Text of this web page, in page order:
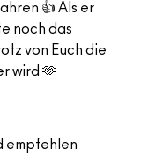
👍 Als er
noch das
von Euch die
wird 🫶
empfehlen